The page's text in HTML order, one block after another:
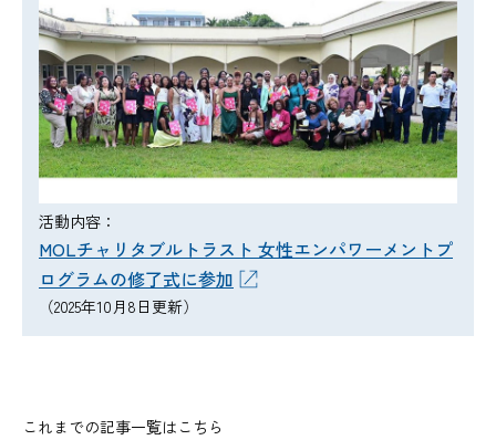
活動内容：
MOLチャリタブルトラスト 女性エンパワーメントプ
ログラムの修了式に参加
（2025年10月8日更新）
これまでの記事一覧はこちら